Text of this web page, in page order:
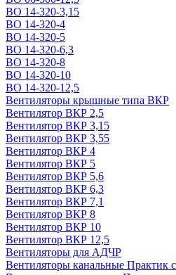
ВО 14-320-3,15
ВО 14-320-4
ВО 14-320-5
ВО 14-320-6,3
ВО 14-320-8
ВО 14-320-10
ВО 14-320-12,5
Вентиляторы крышные типа ВКР
Вентилятор ВКР 2,5
Вентилятор ВКР 3,15
Вентилятор ВКР 3,55
Вентилятор ВКР 4
Вентилятор ВКР 5
Вентилятор ВКР 5,6
Вентилятор ВКР 6,3
Вентилятор ВКР 7,1
Вентилятор ВКР 8
Вентилятор ВКР 10
Вентилятор ВКР 12,5
Вентиляторы для АДЧР
Вентиляторы канальные Практик